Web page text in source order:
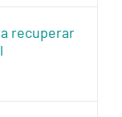
recuperar